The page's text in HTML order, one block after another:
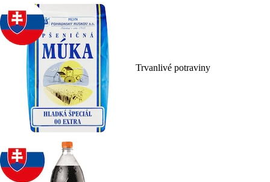
Trvanlivé potraviny